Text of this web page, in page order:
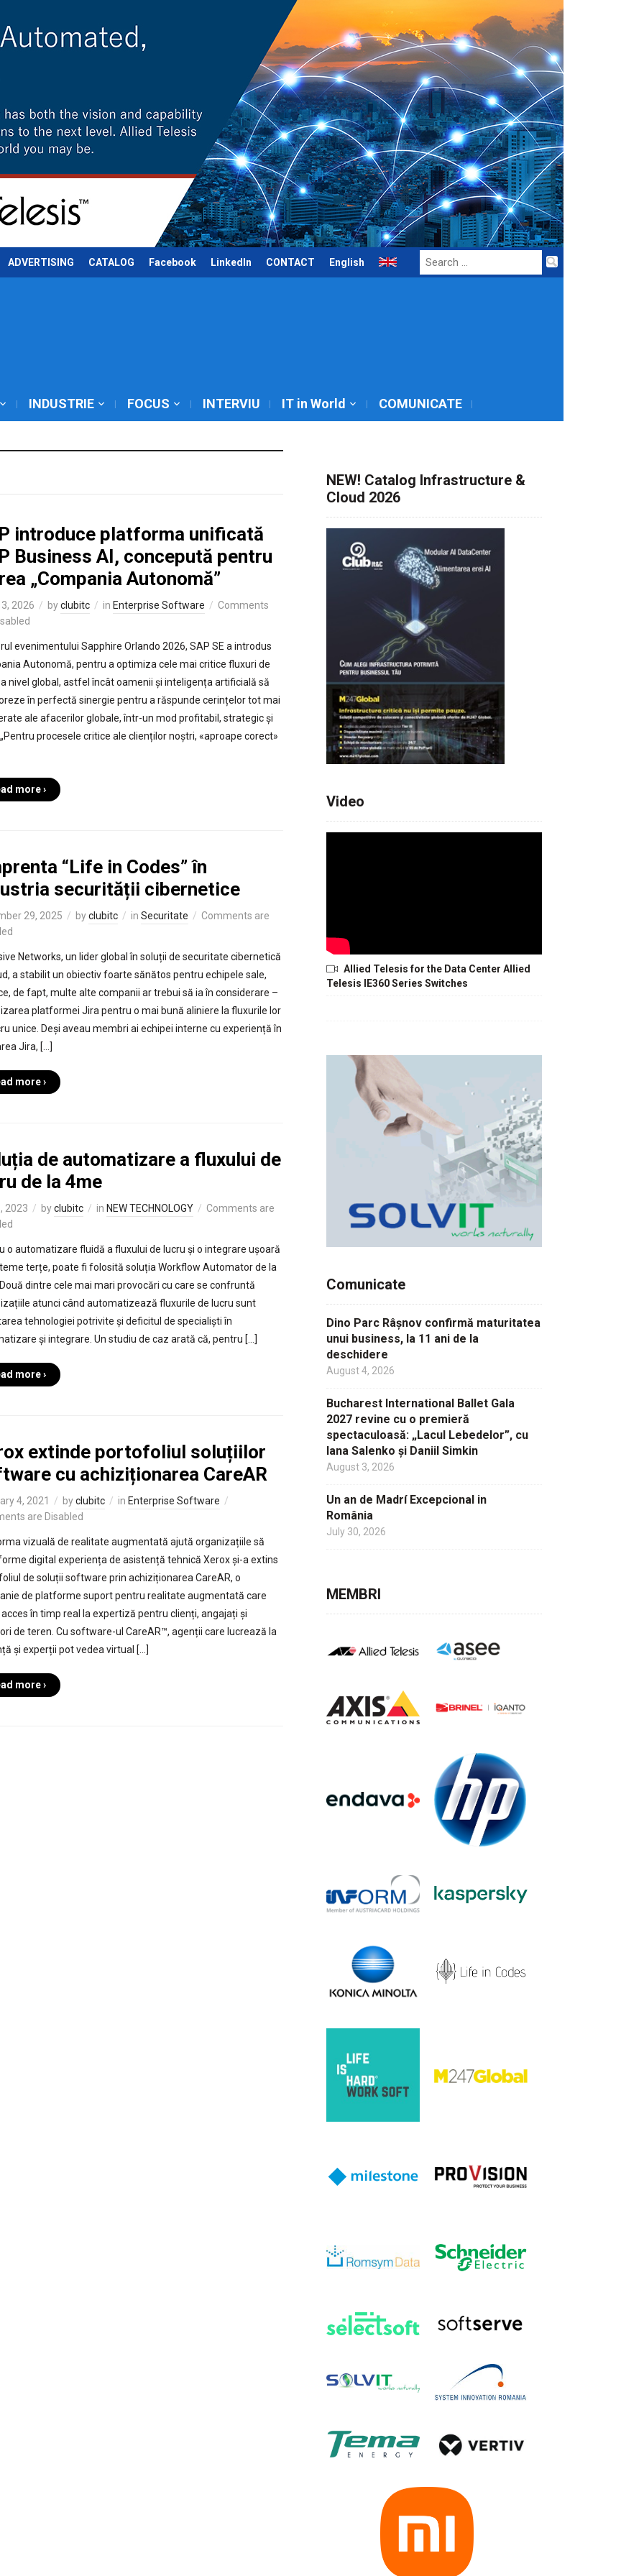
ADVERTISING CATALOG Facebook LinkedIn CONTACT English
Search
for:
INDUSTRIE FOCUS INTERVIU IT in World COMUNICATE
introduce platforma unificată
Business AI, concepută pentru
„Compania Autonomă”
2026 byclubitc in Enterprise Software
Comments
evenimentului Sapphire Orlando 2026, SAP SE a introdus
Autonomă, pentru a optimiza cele mai critice fluxuri de
nivel global, astfel încât oamenii și inteligența artificială să
în perfectă sinergie pentru a răspunde cerințelor tot mai
ale afacerilor globale, într-un mod profitabil, strategic și
procesele critice ale clienților noștri, «aproape corect»
more ›
“Life in Codes” în
securității cibernetice
29, 2025 byclubitc in Securitate
Comments are
Networks, un lider global în soluții de securitate cibernetică
a stabilit un obiectiv foarte sănătos pentru echipele sale,
de fapt, multe alte companii ar trebui să ia în considerare –
platformei Jira pentru o mai bună aliniere la fluxurile lor
unice. Deși aveau membri ai echipei interne cu experiență în
Jira, […]
more ›
de automatizare a fluxului de
de la 4me
2023 byclubitc in NEW TECHNOLOGY
Comments are
o automatizare fluidă a fluxului de lucru și o integrare ușoară
terțe, poate fi folosită soluția Workflow Automator de la
dintre cele mai mari provocări cu care se confruntă
atunci când automatizează fluxurile de lucru sunt
tehnologiei potrivite și deficitul de specialiști în
și integrare. Un studiu de caz arată că, pentru […]
more ›
extinde portofoliul soluțiilor
cu achiziționarea CareAR
4, 2021 byclubitc in Enterprise Software
are Disabled
vizuală de realitate augmentată ajută organizațiile să
digital experiența de asistență tehnică Xerox și-a extins
de soluții software prin achiziționarea CareAR, o
de platforme suport pentru realitate augmentată care
în timp real la expertiză pentru clienți, angajați și
de teren. Cu software-ul CareAR™, agenții care lucrează la
și experții pot vedea virtual […]
more ›
NEW! Catalog Infrastructure &
Cloud 2026
Video
Allied Telesis for the Data Center Allied
Telesis IE360 Series Switches
Comunicate
Dino Parc Râșnov confirmă maturitatea
unui business, la 11 ani de la
deschidere
August 4, 2026
Bucharest International Ballet Gala
2027 revine cu o premieră
spectaculoasă: „Lacul Lebedelor”, cu
Iana Salenko și Daniil Simkin
August 3, 2026
Un an de Madrí Excepcional in
România
July 30, 2026
MEMBRI